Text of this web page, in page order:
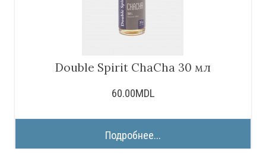
Double Spirit ChaСha 30 мл
60.00MDL
Подробнее...